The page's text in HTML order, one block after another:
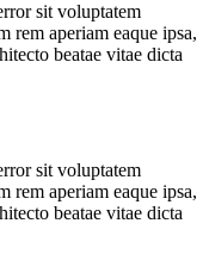
sit voluptatem
rem aperiam eaque ipsa,
beatae vitae dicta
sit voluptatem
rem aperiam eaque ipsa,
beatae vitae dicta